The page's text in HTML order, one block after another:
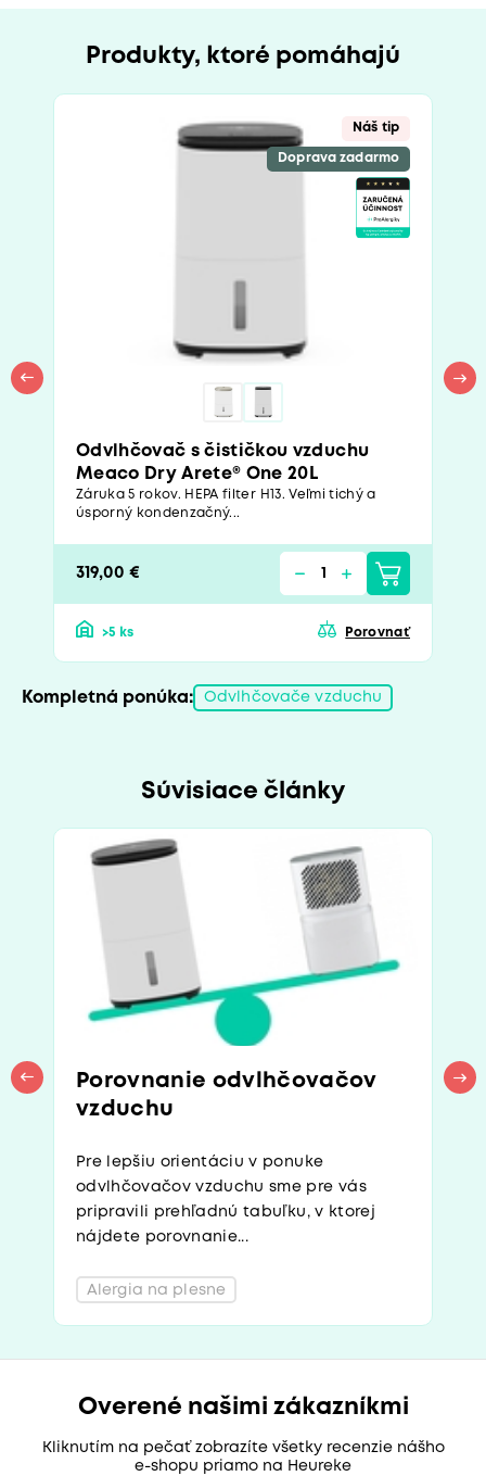
Produkty, ktoré pomáhajú
Náš tip
Doprava zadarmo
Odvlhčovač s čističkou vzduchu
Meaco Dry Arete® One 20L
Záruka 5 rokov. HEPA filter H13. Veľmi tichý a
úsporný kondenzačný...
319,00 €
>5 ks Porovnať
Kompletná ponúka: Odvlhčovače vzduchu
Súvisiace články
Porovnanie odvlhčovačov
vzduchu
Pre lepšiu orientáciu v ponuke
odvlhčovačov vzduchu sme pre vás
pripravili prehľadnú tabuľku, v ktorej
nájdete porovnanie...
Alergia na plesne
Overené našimi zákazníkmi
Kliknutím na pečať zobrazíte všetky recenzie nášho
e-shopu priamo na Heureke